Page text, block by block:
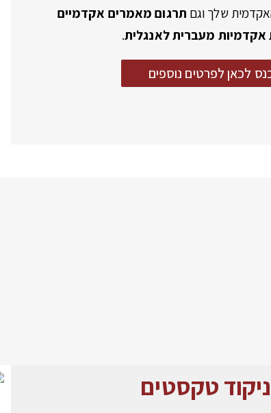
שלך וגם תרגום מאמרים אקדמיים
אקדמיות מעברית לאנגלית.
לכאן לפרטים נוספים
ניקוד טקסטים